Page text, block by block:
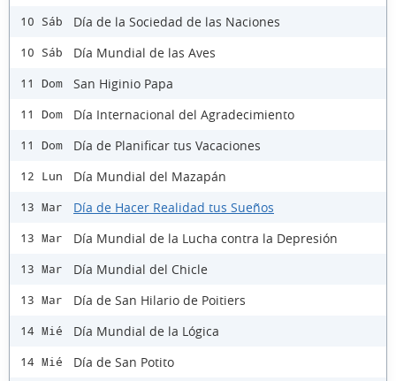
10 Sáb Día de la Sociedad de las Naciones
10 Sáb Día Mundial de las Aves
11 Dom San Higinio Papa
11 Dom Día Internacional del Agradecimiento
11 Dom Día de Planificar tus Vacaciones
12 Lun Día Mundial del Mazapán
13 Mar Día de Hacer Realidad tus Sueños
13 Mar Día Mundial de la Lucha contra la Depresión
13 Mar Día Mundial del Chicle
13 Mar Día de San Hilario de Poitiers
14 Mié Día Mundial de la Lógica
14 Mié Día de San Potito